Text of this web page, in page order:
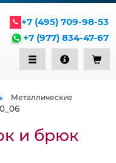
+7 (495) 709-98-53
+7 (977) 834-47-67
Металлические
и брюк